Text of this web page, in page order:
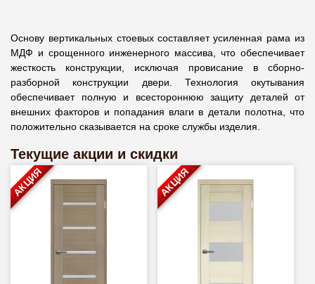
Основу вертикальных стоевых составляет усиленная рама из
МДФ и срощенного инженерного массива, что обеспечивает
жесткость конструкции, исключая провисание в сборно-
разборной конструкции двери. Технология окутывания
обеспечивает полную и всестороннюю защиту деталей от
внешних факторов и попадания влаги в детали полотна, что
положительно сказывается на сроке службы изделия.
Текущие акции и скидки
АКЦИЯ АКЦИЯ